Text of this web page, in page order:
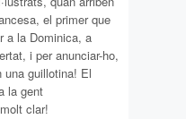
el primer que
a la Dominica, a
i per anunciar-ho,
guillotina! El
la gent
clar!